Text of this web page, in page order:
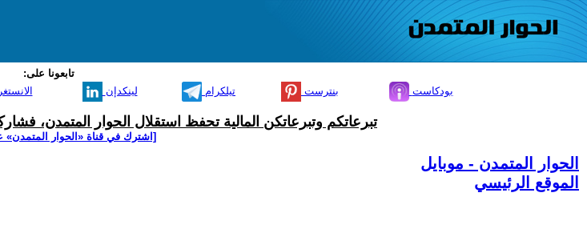
تابعونا على:
لينكدإن تيلكرام بنترست بودكاست
تبرعاتكم وتبرعاتكن المالية تحفظ استقلال الحوار المتمدن،
[اشترك في قناة ‫«الحوار المتمدن»
الحوار المتمدن - موبايل
الموقع الرئيسي